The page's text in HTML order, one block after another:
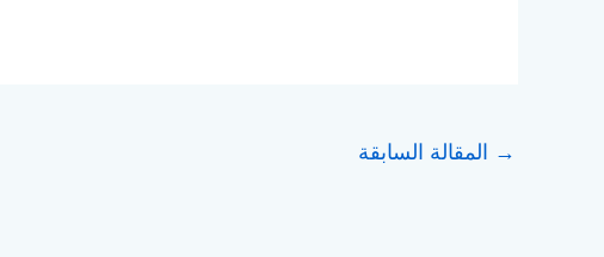
→ المقالة السابقة